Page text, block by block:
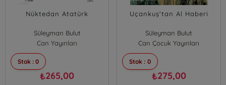
Nüktedan Atatürk
Süleyman Bulut
Can Yayınları
Stok : 0
₺265,00
Uçankuş'tan Al Haberi
Süleyman Bulut
Can Çocuk Yayınları
Stok : 0
₺275,00